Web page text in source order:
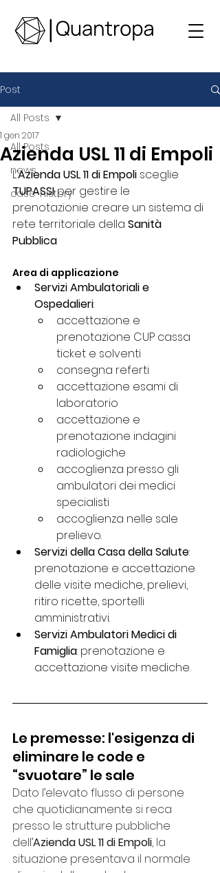
Post
All Posts
news
case-history
All Posts
Azienda USL 11 di Empoli
1 gen 2017
L’Azienda USL 11 di Empoli sceglie
TUPASSI per gestire le
prenotazionie creare un sistema di
rete territoriale della Sanità
Pubblica
Area di applicazione
Servizi Ambulatoriali e
Ospedalieri:
accettazione e
prenotazione CUP cassa
ticket e solventi
consegna referti
accettazione esami di
laboratorio
accettazione e
prenotazione indagini
radiologiche
accoglienza presso gli
ambulatori dei medici
specialisti
accoglienza nelle sale
prelievo.
Servizi della Casa della Salute:
prenotazione e accettazione
delle visite mediche, prelievi,
ritiro ricette, sportelli
amministrativi.
Servizi Ambulatori Medici di
Famiglia: prenotazione e
accettazione visite mediche.
Le premesse: l'esigenza di
eliminare le code e
“svuotare” le sale
Dato l’elevato flusso di persone
che quotidianamente si reca
presso le strutture pubbliche
dell’Azienda USL 11 di Empoli, la
situazione presentava il normale